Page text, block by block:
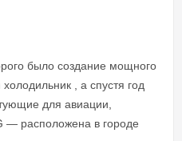
было создание мощного
, а спустя год
для авиации,
расположена в городе